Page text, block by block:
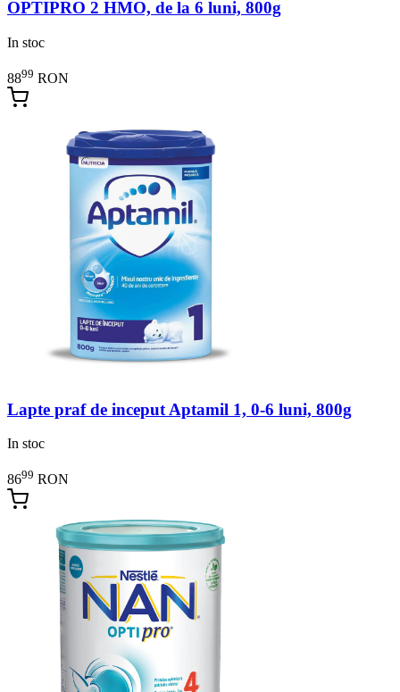
OPTIPRO 2 HMO, de la 6 luni, 800g
In stoc
8899 RON
Lapte praf de inceput Aptamil 1, 0-6 luni, 800g
In stoc
8699 RON